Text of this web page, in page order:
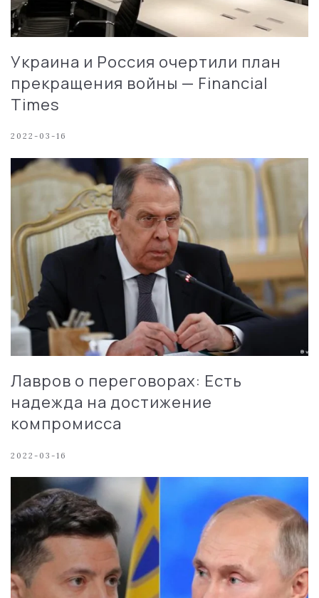
Украина и Россия очертили план
прекращения войны — Financial
Times
2022-03-16
Лавров о переговорах: Есть
надежда на достижение
компромисса
2022-03-16